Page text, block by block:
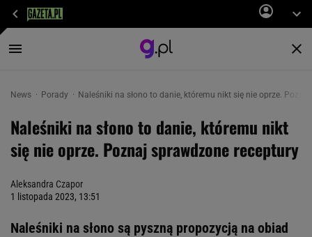
News Porady Naleśniki na słono to danie, któremu nikt się nie oprze.
Naleśniki na słono to danie, któremu nikt
się nie oprze. Poznaj sprawdzone receptury
Aleksandra Czapor
1 listopada 2023, 13:51
Naleśniki na słono są pyszną propozycją na obiad